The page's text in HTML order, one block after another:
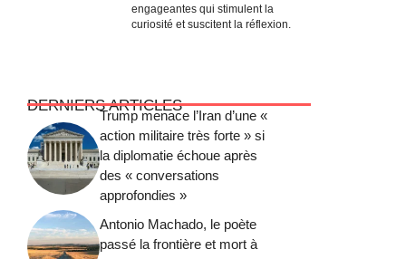
engageantes qui stimulent la
curiosité et suscitent la réflexion.
DERNIERS ARTICLES
Trump menace l’Iran d’une «
action militaire très forte » si
la diplomatie échoue après
des « conversations
approfondies »
Antonio Machado, le poète
passé la frontière et mort à